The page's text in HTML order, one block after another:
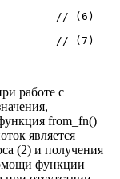
// (6)
работе с
from_fn()
является
(2) и получения
функции